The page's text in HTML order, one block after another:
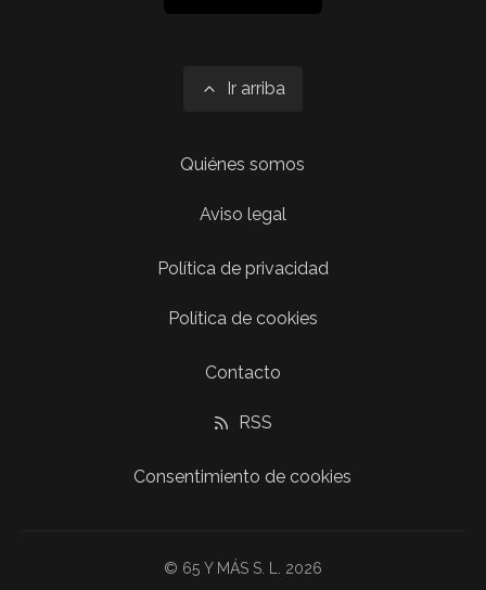
Ir arriba
Quiénes somos
Aviso legal
Política de privacidad
Política de cookies
Contacto
RSS
Consentimiento de cookies
© 65 Y MÁS S. L. 2026